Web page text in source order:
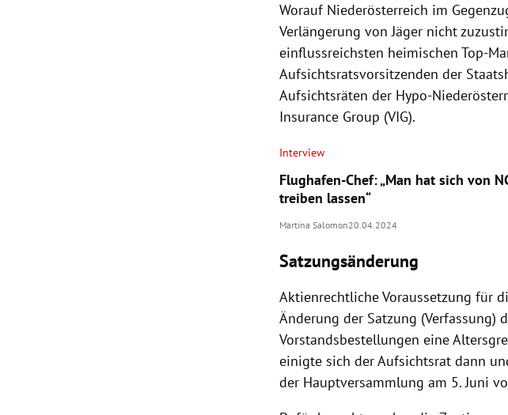
Worauf Niederösterreich im
Verlängerung von Jäger nicht
einflussreichsten heimischen Top-
Aufsichtsratsvorsitzenden der
Aufsichtsräten der Hypo-
Insurance Group (VIG).
Interview
Flughafen-Chef: „Man hat sich von
treiben lassen“
Martina Salomon20.04.2024
Satzungsänderung
Aktienrechtliche Voraussetzung für
Änderung der Satzung (Verfassung)
Vorstandsbestellungen eine
einigte sich der Aufsichtsrat dann
der Hauptversammlung am 5. Juni